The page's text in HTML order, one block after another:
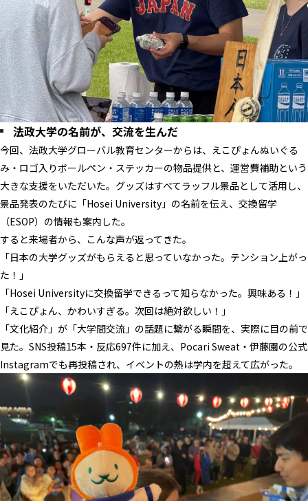
法政大学の名前が、交流を生んだ
今回、法政大学グローバル教育センターからは、えこぴょんぬいぐる
み・ロゴ入りボールペン・ステッカーの物品提供と、運営費補助という
大きな支援をいただいた。グッズはすべてラッフル景品として活用し、
景品発表のたびに「Hosei University」の名前を伝え、交換留学
（ESOP）の情報も案内した。
すると来場者から、こんな声が返ってきた。
「日本の大学グッズがもらえると思っていなかった。テンション上がっ
た！」
「Hosei Universityに交換留学できるって知らなかった。興味ある！」
「えこぴょん、かわいすぎる。次回は絶対欲しい！」
「文化紹介」が「大学間交流」の話題に繋がる瞬間を、実際に目の前で
見た。SNS投稿15本・反応697件に加え、Pocari Sweat・伊藤園の公式
Instagramでも再投稿され、イベントの熱は学内を超えて広がった。